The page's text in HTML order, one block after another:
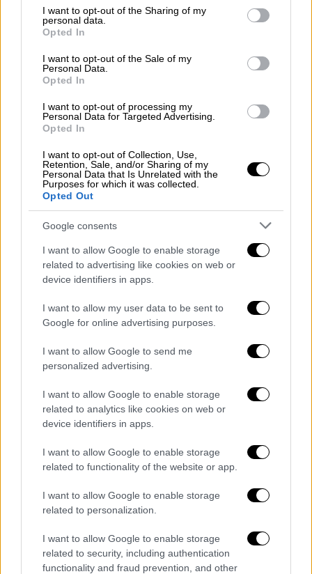
not limited to your visit or usage behaviour. You may click to
grant or deny consent to Google and its third-party tags to
use your data for below specified purposes in below Google
consent section.
I want to opt-out of the Sharing of my
personal data.
Opted In
I want to opt-out of the Sale of my
Personal Data.
Opted In
I want to opt-out of processing my
Personal Data for Targeted Advertising.
Opted In
I want to opt-out of Collection, Use,
Retention, Sale, and/or Sharing of my
Personal Data that Is Unrelated with the
Purposes for which it was collected.
Opted Out
Google consents
I want to allow Google to enable storage
related to advertising like cookies on web or
device identifiers in apps.
I want to allow my user data to be sent to
Google for online advertising purposes.
I want to allow Google to send me
personalized advertising.
I want to allow Google to enable storage
related to analytics like cookies on web or
device identifiers in apps.
I want to allow Google to enable storage
related to functionality of the website or app.
I want to allow Google to enable storage
related to personalization.
I want to allow Google to enable storage
related to security, including authentication
functionality and fraud prevention, and other
Μπορείς πλέον να κάτσεις για σνακ και χάζι | © Χριστίνα
Τσαμουρά
Δυο πράγματα διαφοροποιούνται ριζικά στο
παγκρατιώτικο κεφάλαιο που μόλις άνοιξε
Το ένα είναι η αίσθηση«ανοιχτοσύνης»που
αποπνέει το νέο κατάστημα με τη
φωτεινότητα
του. Το άλλο είναιη δυνατότητα που έχεις
πια να καθίσεις μέσα ή έξω
για ένα κρασί ή
ένα απεριτίβο, συνοδεία μεζέ, με αφορμή τα
ψώνια σου. Ο γαστρονομικός μικρόκοσμος
του Ηλία βρίσκεται σε διαρκή και
ανεμπόδιστη επαφή με τον ζωηρό δρόμο του
Παγκρατίου, κάνοντας σε να νιώθεις κομμάτι
της γειτονιάς. Η οποία γειτονιά, άλλωστε,
ανεβοκατεβαίνει αδιάκοπα τα τρία σκαλάκια
όχι μόνο για να προμηθευτεί τις αγαπημένες
της γκουρμέ γεύσεις, αλλά και για έναν
καθημερινό, καλό καφέ στο χέρι ή ένα
χειροποίητο σνακ ημέρας. Δροσερές
σαλάτες και ολόφρεσκα σάντουιτς, με
μεγάλη πέραση, πολλά από αυτά δημιουργίες
της Μόνα, της πάντα χαμογελαστής
βρίσκεται χρόνια στο πλευρό του Ηλία, τόσο
στο μαγείρεμα όσο και στο σέρβις.